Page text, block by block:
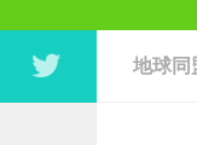
地球同